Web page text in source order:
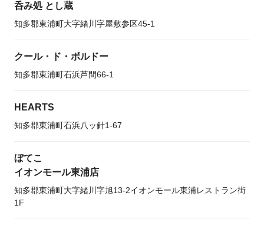
呑み処 とし蔵
知多郡東浦町大字緒川字屋敷参区45-1
クール・ド・ボルドー
知多郡東浦町石浜芦間66-1
HEARTS
知多郡東浦町石浜八ッ針1-67
ぼてこ
イオンモール東浦店
知多郡東浦町大字緒川字旭13-2イオンモール東浦レストラン街
1F